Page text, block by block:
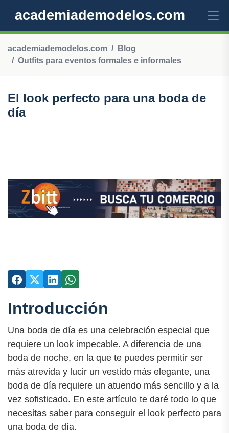
academiademodelos.com
academiademodelos.com
Blog
Outfits para eventos formales e informales
El look perfecto para una boda de
día
Introducción
Una boda de día es una celebración especial que
requiere un look impecable. A diferencia de una
boda de noche, en la que te puedes permitir ser
más atrevida y lucir un vestido más elegante, una
boda de día requiere un atuendo más sencillo y a la
vez sofisticado. En este artículo te daré todo lo que
necesitas saber para conseguir el look perfecto para
una boda de día.